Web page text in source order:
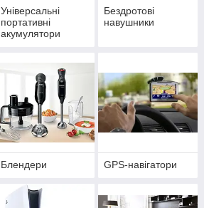
Універсальні
портативні
акумулятори
Бездротові
навушники
Блендери GPS-навігатори